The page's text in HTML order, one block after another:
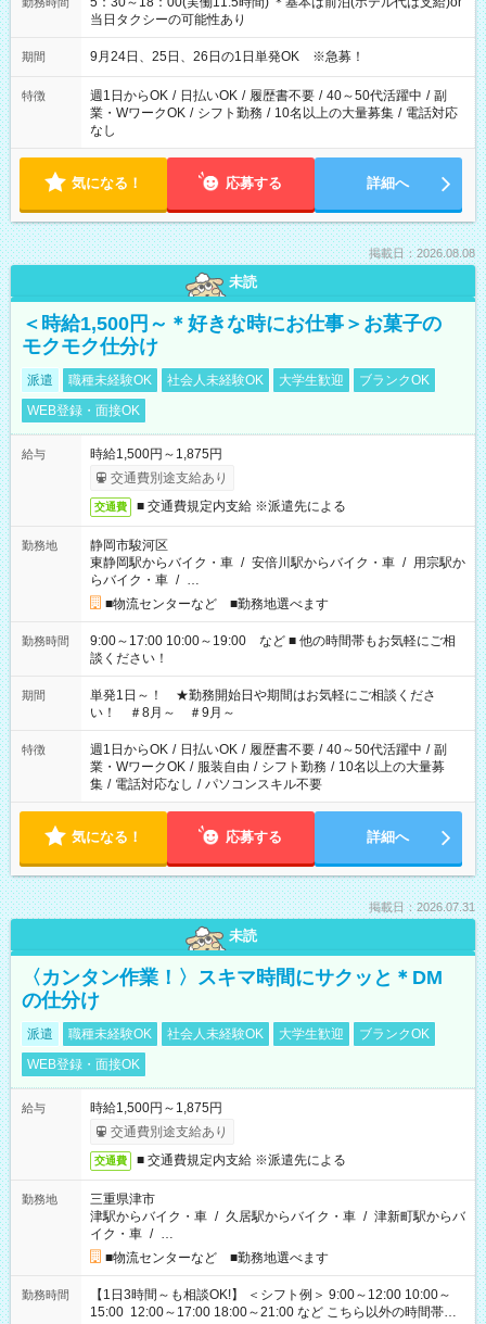
当日タクシーの可能性あり
期間 9月24日、25日、26日の1日単発OK ※急募！
特徴 週1日からOK / 日払いOK / 履歴書不要 / 40～50代活躍中 / 副
業・WワークOK / シフト勤務 / 10名以上の大量募集 / 電話対応
なし
気になる！ 応募する 詳細へ
掲載日：2026.08.08
未読
＜時給1,500円～＊好きな時にお仕事＞お菓子の
モクモク仕分け
派遣 職種未経験OK 社会人未経験OK 大学生歓迎
ブランクOK
WEB登録・面接OK
給与
時給1,500円～1,875円
交通費別途支給あり
交通費 ■ 交通費規定内支給 ※派遣先による
勤務地
静岡市駿河区
東静岡駅からバイク・車 / 安倍川駅からバイク・車 / 用宗駅か
らバイク・車 / …
■物流センターなど ■勤務地選べます
勤務時間
9:00～17:00 10:00～19:00 など ■ 他の時間帯もお気軽にご相
談ください！
期間
単発1日～！ ★勤務開始日や期間はお気軽にご相談くださ
い！ ＃8月～ ＃9月～
特徴 週1日からOK / 日払いOK / 履歴書不要 / 40～50代活躍中 / 副
業・WワークOK / 服装自由 / シフト勤務 / 10名以上の大量募
集 / 電話対応なし / パソコンスキル不要
気になる！ 応募する 詳細へ
掲載日：2026.07.31
未読
〈カンタン作業！〉スキマ時間にサクッと＊DM
の仕分け
派遣 職種未経験OK 社会人未経験OK 大学生歓迎
ブランクOK
WEB登録・面接OK
給与
時給1,500円～1,875円
交通費別途支給あり
交通費 ■ 交通費規定内支給 ※派遣先による
勤務地
三重県津市
津駅からバイク・車 / 久居駅からバイク・車 / 津新町駅からバ
イク・車 / …
■物流センターなど ■勤務地選べます
勤務時間
【1日3時間～も相談OK!】 ＜シフト例＞ 9:00～12:00 10:00～
15:00 12:00～17:00 18:00～21:00 など こちら以外の時間帯も